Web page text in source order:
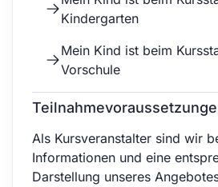
Kindergarten
Mein Kind ist beim
Vorschule
Als Kursveranstalter sind wir
Informationen und eine
Darstellung unseres